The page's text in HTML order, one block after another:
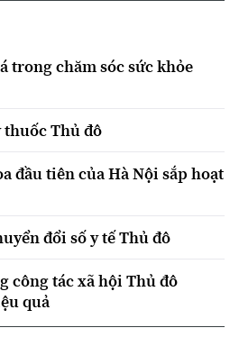
trong chăm sóc sức khỏe
Thủ đô
đầu tiên của Hà Nội sắp hoạt
đổi số y tế Thủ đô
công tác xã hội Thủ đô
quả